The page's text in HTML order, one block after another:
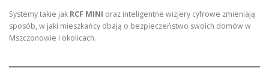
Systemy takie jak RCF MINI oraz inteligentne wizjery cyfrowe zmieniają
sposób, w jaki mieszkańcy dbają o bezpieczeństwo swoich domów w
Mszczonowie i okolicach.